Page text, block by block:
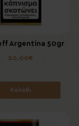
Argentina 50gr
20,00€
Καλάθι